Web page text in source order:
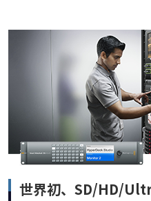
世界初、SD/HD/